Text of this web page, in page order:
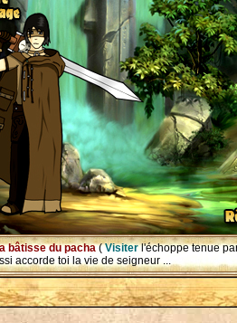
bâtisse du pacha(Visiterl'échoppe tenue
accorde toi la vie de seigneur ...